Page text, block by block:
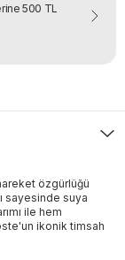
500 TL
özgürlüğü
sayesinde suya
ile hem
ikonik timsah